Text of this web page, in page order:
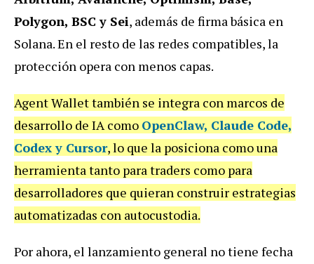
Polygon, BSC y Sei, además de firma básica en
Solana. En el resto de las redes compatibles, la
protección opera con menos capas.
Agent Wallet también se integra con marcos de
desarrollo de IA como OpenClaw, Claude Code,
Codex y Cursor, lo que la posiciona como una
herramienta tanto para traders como para
desarrolladores que quieran construir estrategias
automatizadas con autocustodia.
Por ahora, el lanzamiento general no tiene fecha